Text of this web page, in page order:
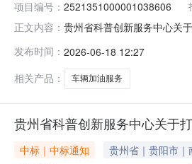
项目编号： 2521351000001038606
正文内容： 贵州省科普创新服务中心关
（元）:项目所在行政区划编
发布时间： 2026-06-18 12:27
相关产品：
车辆加油服务
贵州省科普创新服务中心关于
中标｜中标通知 贵州省｜贵阳市｜